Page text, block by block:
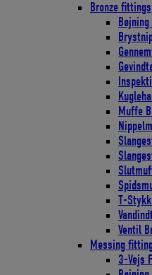
Bronze fittings
Muffe
T-
Ventil
Messing
3-Vejs